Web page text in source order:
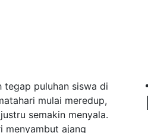
puluhan siswa di
mulai meredup,
semakin menyala.
menyambut ajang